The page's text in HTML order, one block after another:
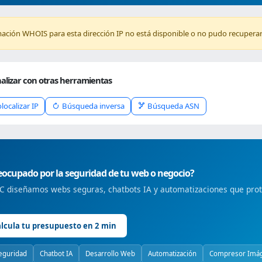
WHOIS para esta dirección IP no está disponible o no pudo
con otras herramientas
IP Búsqueda inversa Búsqueda ASN
por la seguridad de tu web o negocio?
diseñamos webs seguras, chatbots IA y automatizaciones que
tu presupuesto en 2 min
Chatbot IA Desarrollo Web Automatización Compresor